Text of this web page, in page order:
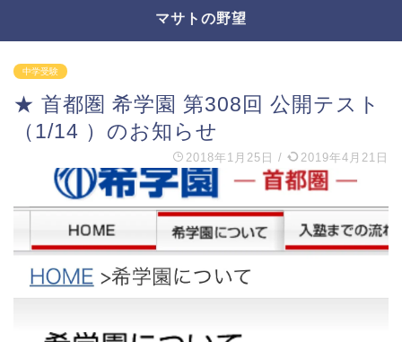
マサトの野望
中学受験
★ 首都圏 希学園 第308回 公開テスト
（1/14 ）のお知らせ
2018年1月25日 / 2019年4月21日